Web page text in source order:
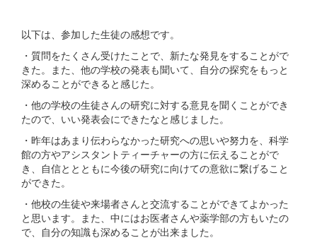
以下は、参加した生徒の感想です。
・質問をたくさん受けたことで、新たな発見をすることがで
きた。また、他の学校の発表も聞いて、自分の探究をもっと
深めることができると感じた。
・他の学校の生徒さんの研究に対する意見を聞くことができ
たので、いい発表会にできたなと感じました。
・昨年はあまり伝わらなかった研究への思いや努力を、科学
館の方やアシスタントティーチャーの方に伝えることがで
き、自信ととともに今後の研究に向けての意欲に繋げること
ができた。
・他校の生徒や来場者さんと交流することができてよかった
と思います。また、中にはお医者さんや薬学部の方もいたの
で、自分の知識も深めることが出来ました。